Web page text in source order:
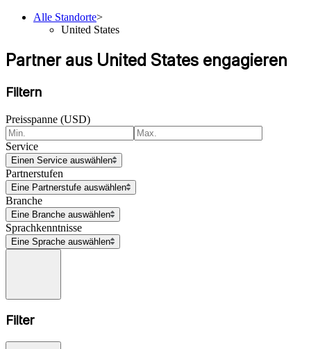
Alle Standorte>
United States
Partner aus United States engagieren
Filtern
Preisspanne (USD)
Service
Einen Service auswählen
Partnerstufen
Eine Partnerstufe auswählen
Branche
Eine Branche auswählen
Sprachkenntnisse
Eine Sprache auswählen
Filter